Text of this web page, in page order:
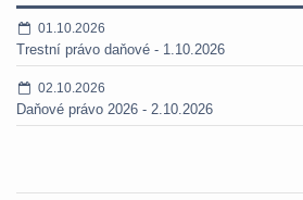
01.10.2026
Trestní právo daňové - 1.10.2026
02.10.2026
Daňové právo 2026 - 2.10.2026